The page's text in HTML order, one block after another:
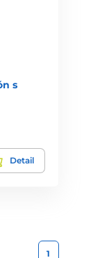
s
Detail
1